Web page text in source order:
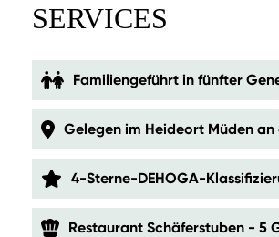
SERVICES
Familiengeführt in fünfter
Gelegen im Heideort Müden
4-Sterne-DEHOGA-
Restaurant Schäferstuben - 5